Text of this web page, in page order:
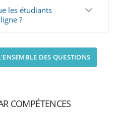
les étudiants
?
DES QUESTIONS
COMPÉTENCES